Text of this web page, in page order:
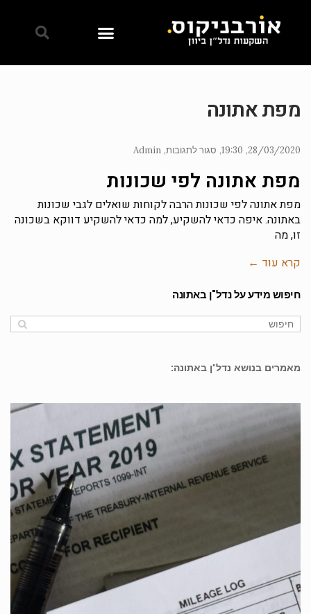
מפת אתונה
28/03/2020
19:30 סגור לתגובות Admin
מפת אתונה לפי שכונות
מפת אתונה לפי שכונות הרבה לקוחות שואלים לגבי שכונות
באתונה. איפה כדאי להשקיע, למה כדאי להשקיע דווקא בשכונה
זו, מה
קרא עוד ←
חיפוש מידע על נדל"ן באתונה
מאמרים בנושא נדל"ן באתונה: